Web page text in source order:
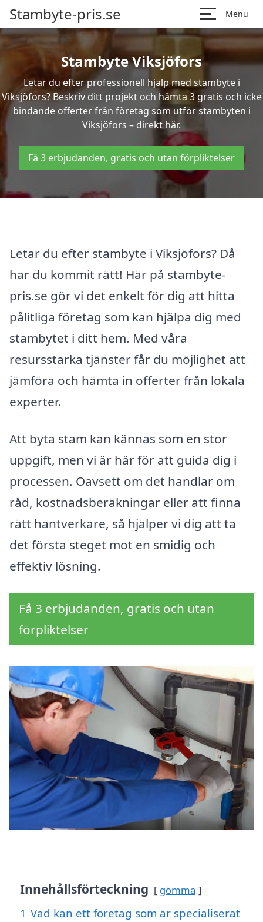
Stambyte-pris.se Menu
Stambyte Viksjöfors
Letar du efter professionell hjälp med stambyte i
Viksjöfors? Beskriv ditt projekt och hämta 3 gratis och icke
bindande offerter från företag som utför stambyten i
Viksjöfors – direkt här.
Få 3 erbjudanden, gratis och utan förpliktelser
Letar du efter stambyte i Viksjöfors? Då
har du kommit rätt! Här på stambyte-
pris.se gör vi det enkelt för dig att hitta
pålitliga företag som kan hjälpa dig med
stambytet i ditt hem. Med våra
resursstarka tjänster får du möjlighet att
jämföra och hämta in offerter från lokala
experter.
Att byta stam kan kännas som en stor
uppgift, men vi är här för att guida dig i
processen. Oavsett om det handlar om
råd, kostnadsberäkningar eller att finna
rätt hantverkare, så hjälper vi dig att ta
det första steget mot en smidig och
effektiv lösning.
Få 3 erbjudanden, gratis och utan
förpliktelser
Innehållsförteckning gömma
1 Vad kan ett företag som är specialiserat